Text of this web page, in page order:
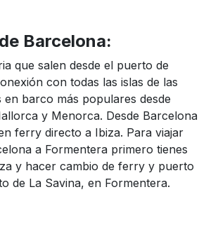
Barcelona:
que salen desde el puerto de
con todas las islas de las
en barco más populares desde
y Menorca. Desde Barcelona
ferry directo a Ibiza. Para viajar
a Formentera primero tienes
y hacer cambio de ferry y puerto
de La Savina, en Formentera.